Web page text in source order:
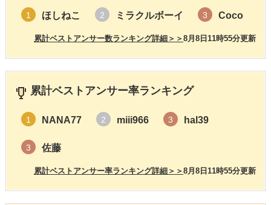
1 ほしねこ 2 ミラクルボーイ 3 Coco
8月8日11時55分更新
累計ベストアンサー数ランキング詳細＞＞
累計ベストアンサー率ランキング
1 NANA77 2 miii966 3 hal39
3 佐藤
8月8日11時55分更新
累計ベストアンサー率ランキング詳細＞＞